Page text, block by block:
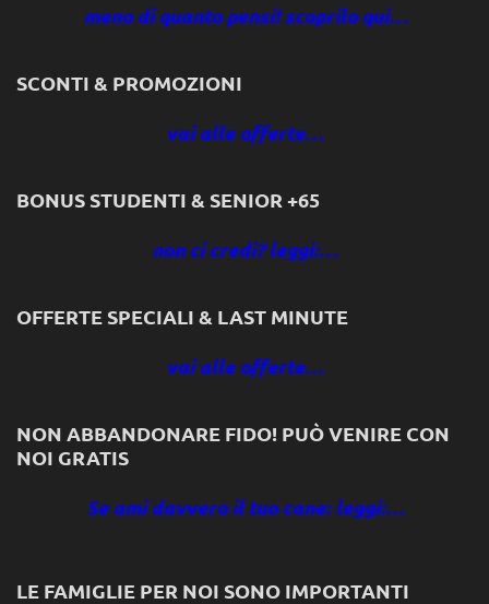
meno di quanto pensi! scoprilo qui…
SCONTI & PROMOZIONI
vai alle offerte…
BONUS STUDENTI & SENIOR +65
non ci credi? leggi:…
OFFERTE SPECIALI & LAST MINUTE
vai alle offerte…
NON ABBANDONARE FIDO! PUÒ VENIRE CON
NOI GRATIS
Se ami davvero il tuo cane: leggi:…
LE FAMIGLIE PER NOI SONO IMPORTANTI